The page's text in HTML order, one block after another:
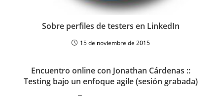
Sobre perfiles de testers en LinkedIn
15 de noviembre de 2015
Encuentro online con Jonathan Cárdenas ::
Testing bajo un enfoque agile (sesión grabada)